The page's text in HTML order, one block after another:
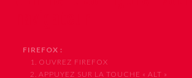
FIREFOX :
1. OUVREZ FIREFOX
2. APPUYEZ SUR LA TOUCHE « ALT »